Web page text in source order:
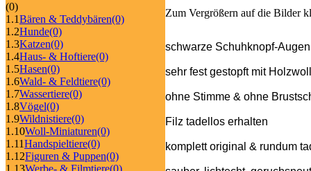
(0)
1.1Bären & Teddybären(0)
1.2Hunde(0)
1.3Katzen(0)
1.4Haus- & Hoftiere(0)
1.5Hasen(0)
1.6Wald- & Feldtiere(0)
1.7Wassertiere(0)
1.8Vögel(0)
1.9Wildnistiere(0)
1.10Woll-Miniaturen(0)
1.11Handspieltiere(0)
1.12Figuren & Puppen(0)
1.13Werbe- & Filmtiere(0)
Zum Vergrößern auf die Bilder
schwarze Schuhknopf-Augen
sehr fest gestopft mit
ohne Stimme & ohne
Filz tadellos erhalten
komplett original & rundum